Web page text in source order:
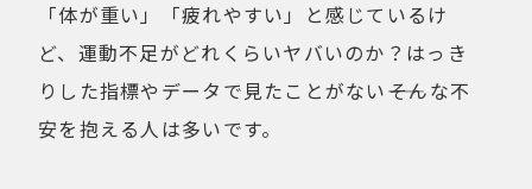
「体が重い」「疲れやすい」と感じているけ
ど、運動不足がどれくらいヤバいのか？はっき
りした指標やデータで見たことがない――そんな不
安を抱える人は多いです。